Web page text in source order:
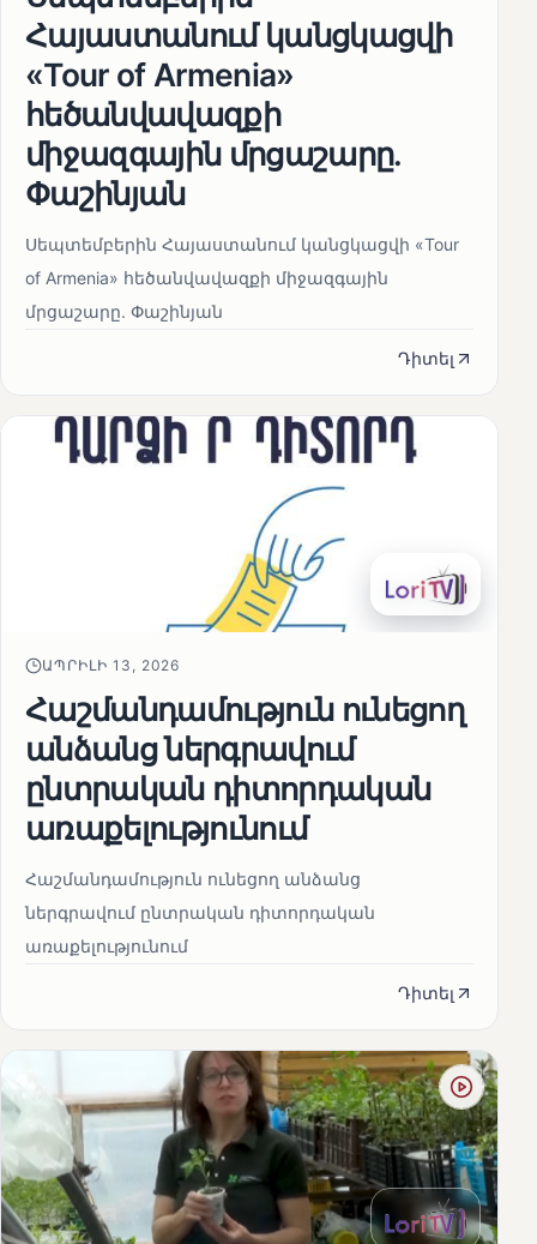
Հայաստանում կանցկացվի
«Tour of Armenia»
հեծանվավազքի
միջազգային մրցաշարը.
Փաշինյան
Սեպտեմբերին Հայաստանում կանցկացվի «Tour
of Armenia» հեծանվավազքի միջազգային
մրցաշարը. Փաշինյան
Դիտել
ԱՊՐԻԼԻ 13, 2026
Հաշմանդամություն ունեցող
անձանց ներգրավում
ընտրական դիտորդական
առաքելությունում
Հաշմանդամություն ունեցող անձանց
ներգրավում ընտրական դիտորդական
առաքելությունում
Դիտել